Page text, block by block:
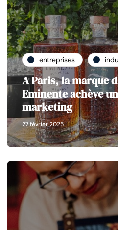
entreprises
A Paris, la marque
Eminente achève
marketing
27 février 2025